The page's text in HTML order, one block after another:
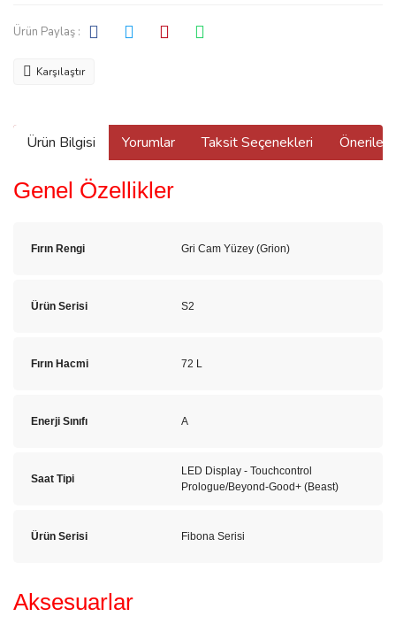
Ürün Paylaş :
Karşılaştır
Ürün Bilgisi Yorumlar Taksit Seçenekleri
Genel Özellikler
Fırın Rengi Gri Cam Yüzey (Grion)
Ürün Serisi S2
Fırın Hacmi 72 L
Enerji Sınıfı A
Saat Tipi
LED Display - Touchcontrol
Prologue/Beyond-Good+ (Beast)
Ürün Serisi Fibona Serisi
Aksesuarlar